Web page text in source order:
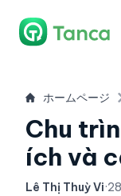
ホームページ
Chu
ích và
Lê Thị Thuỳ Vi·